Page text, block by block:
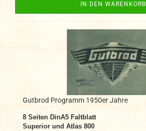
IN DEN WARENKORB
Gutbrod Programm 1950er Jahre
8 Seiten DinA5 Faltblatt
Superior und Atlas 800